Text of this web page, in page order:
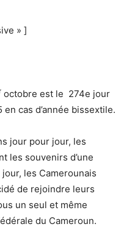
» ]
octobre est le 274e jour
cas d’année bissextile.
jour pour jour, les
les souvenirs d’une
les Camerounais
de rejoindre leurs
un seul et même
du Cameroun.